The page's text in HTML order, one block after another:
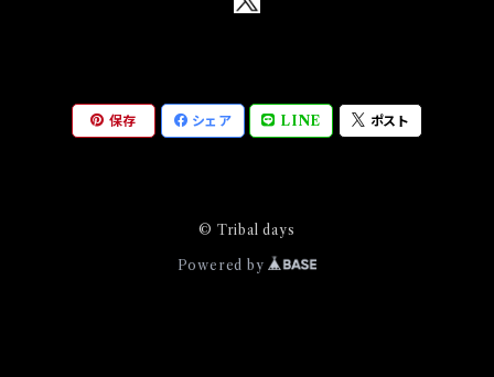
保存 シェア LINE ポスト
© Tribal days
Powered by